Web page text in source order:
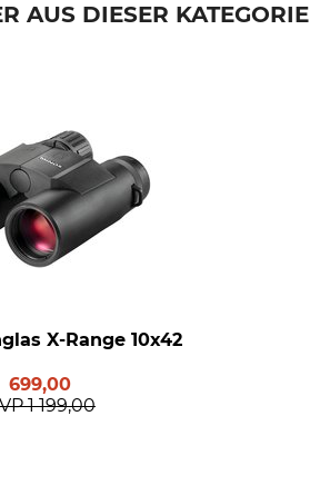
AUS DIESER KATEGORIE
X-Range 10x42
699,00
1 199,00